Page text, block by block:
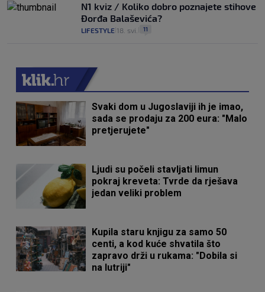
N1 kviz / Koliko dobro poznajete stihove
Đorđa Balaševića?
LIFESTYLE 18. svi. 11
Svaki dom u Jugoslaviji ih je imao,
sada se prodaju za 200 eura: "Malo
pretjerujete"
Ljudi su počeli stavljati limun
pokraj kreveta: Tvrde da rješava
jedan veliki problem
Kupila staru knjigu za samo 50
centi, a kod kuće shvatila što
zapravo drži u rukama: "Dobila si
na lutriji"